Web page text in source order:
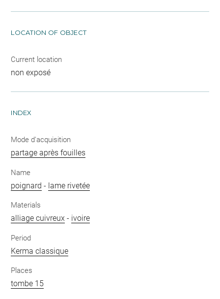
LOCATION OF OBJECT
Current location
non exposé
INDEX
Mode d'acquisition
partage après fouilles
Name
poignard - lame rivetée
Materials
alliage cuivreux - ivoire
Period
Kerma classique
Places
tombe 15